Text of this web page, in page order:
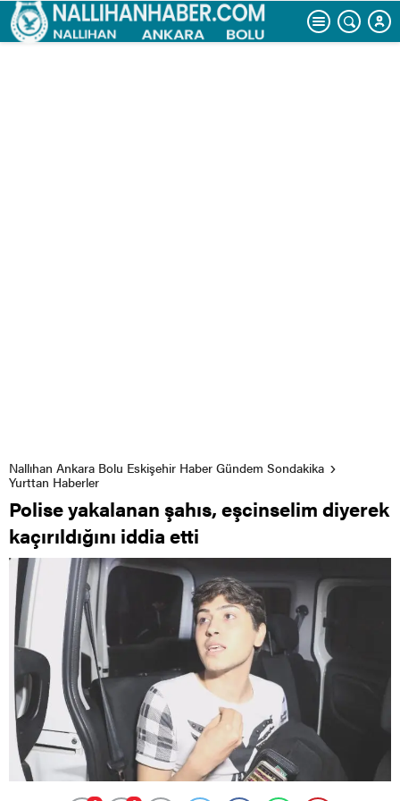
Nallıhan Ankara Bolu Eskişehir Haber Gündem Sondakika
Yurttan Haberler
Polise yakalanan şahıs, eşcinselim diyerek
kaçırıldığını iddia etti